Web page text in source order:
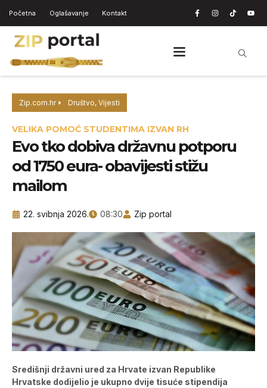
Početna Oglašavanje Kontakt
Zip.com.hr Društvo, Vijesti
VELIKA POMOĆ STUDENTIMA IZVAN RH
Evo tko dobiva državnu potporu
od 1750 eura- obavijesti stižu
mailom
22. svibnja 2026. 08:30 Zip portal
Središnji državni ured za Hrvate izvan Republike
Hrvatske dodijelio je ukupno dvije tisuće stipendija